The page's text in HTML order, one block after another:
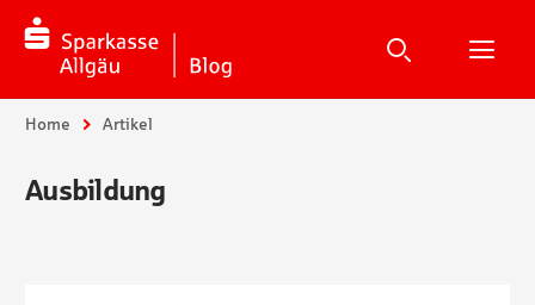
Suche
Suche
Sie sind hier:
Home Artikel
Ausbildung